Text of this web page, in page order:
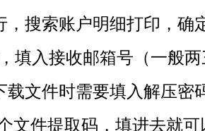
，搜索账户明细打印，确
填入接收邮箱号（一般
载文件时需要填入解压密
文件提取码，填进去就